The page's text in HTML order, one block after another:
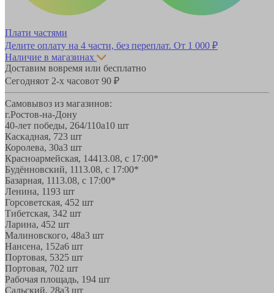
Плати частями
Делите оплату на 4 части, без переплат. От 1 000 ₽
Наличие в магазинах
Доставим вовремя или бесплатно
Сегодняот 2-х часовот 90 ₽
Самовывоз из магазинов:
г.Ростов-на-Дону
40-лет победы, 264/110а10 шт
Каскадная, 723 шт
Королева, 30а3 шт
Красноармейская, 14413.08, с 17:00*
Будённовский, 1113.08, с 17:00*
Базарная, 1113.08, с 17:00*
Ленина, 1193 шт
Горсоветская, 452 шт
Тибетская, 342 шт
Ларина, 452 шт
Малиновского, 48а3 шт
Нансена, 152а6 шт
Портовая, 5325 шт
Портовая, 702 шт
Рабочая площадь, 194 шт
Сальский, 28a3 шт